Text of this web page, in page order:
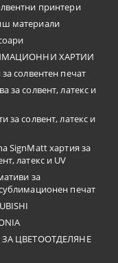
принтери
материали
ХАРТИИ
солвентен печат
за солвент, латекс и
за солвент, латекс и
SignMatt хартия за
латекс и UV
за
печат
ЦВЕТООТДЕЛЯНЕ